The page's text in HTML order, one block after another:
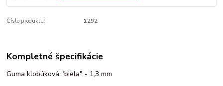
Číslo produktu: 1292
Kompletné špecifikácie
Guma klobúková "biela" - 1,3 mm